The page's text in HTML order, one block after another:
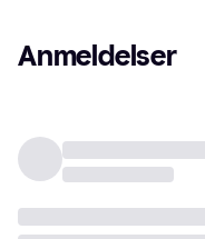
Anmeldelser